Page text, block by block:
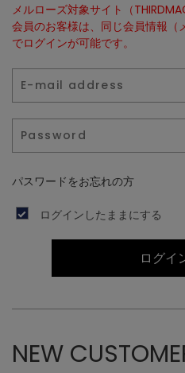
メルローズ対象サイト（
会員のお客様は、同じ会員情報（
でログインが可能です。
パスワードをお忘れの方
ログインしたままにする
ログイ
NEW